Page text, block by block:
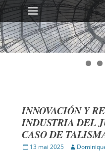
MENU
Aller
au
contenu
INNOVACIÓN Y
INDUSTRIA DEL
CASO DE
Publié13 mai 2025 Auteur